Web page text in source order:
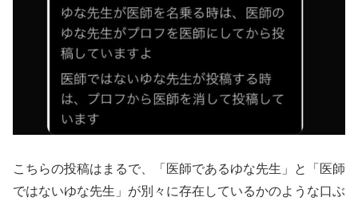
こちらの投稿はまるで、「医師であるゆな先生」と「医師
ではないゆな先生」が別々に存在しているかのような口ぶ